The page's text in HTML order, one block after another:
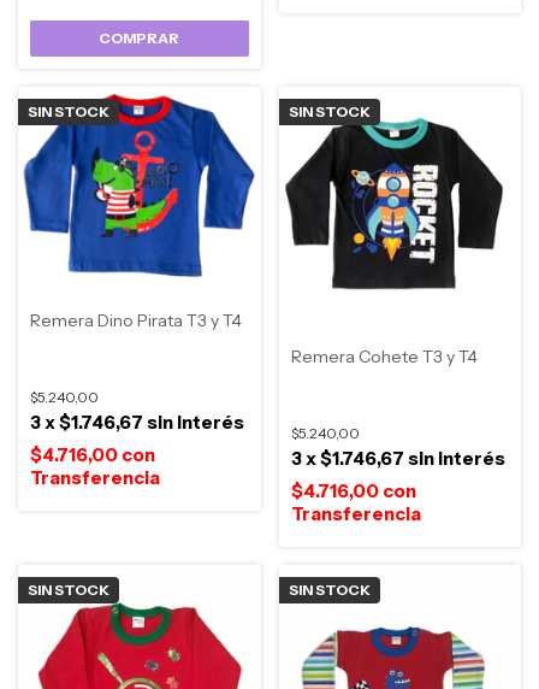
COMPRAR
SIN STOCK
Remera Dino Pirata T3 y T4
$5.240,00
$4.716,00 con
3x$1.746,67 sin interés
SIN STOCK
Remera Cohete T3 y T4
$5.240,00
$4.716,00 con
3 x$1.746,67 sin interés
SIN STOCK SIN STOCK